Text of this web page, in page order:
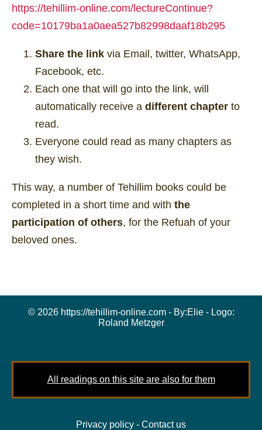
https://tehillim-online.com/lectureContinue?
code=10179ba1a0aea527b82998daaf18b295
Share the link via Email, twitter, WhatsApp,
Facebook, etc.
Each one that will go into the link, will
automatically receive a different chapter to
read.
Everyone could read as many chapters as
they wish.
This way, a number of Tehillim books could be
completed in a short time and with the
participation of others, for the Refuah of your
beloved ones.
© 2026 https://tehillim-online.com - By:Elie- Logo:
Roland Metzger
All readings on this site are also for them
Privacy policy - Contact us